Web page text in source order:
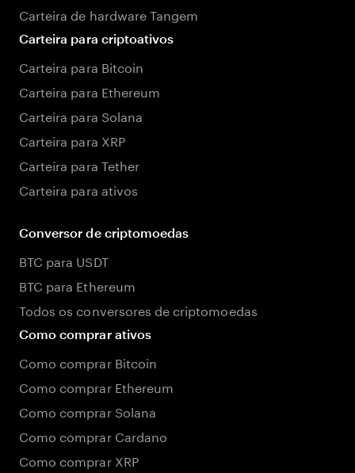
Carteira de hardware Tangem
Carteira para criptoativos
Carteira para Bitcoin
Carteira para Ethereum
Carteira para Solana
Carteira para XRP
Carteira para Tether
Carteira para ativos
Conversor de criptomoedas
BTC para USDT
BTC para Ethereum
Todos os conversores de criptomoedas
Como comprar ativos
Como comprar Bitcoin
Como comprar Ethereum
Como comprar Solana
Como comprar Cardano
Como comprar XRP